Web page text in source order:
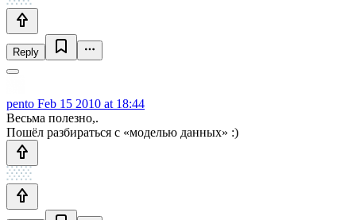
Reply
pento Feb 15 2010 at 18:44
Весьма полезно,.
Пошёл разбираться с «моделью данных» :)